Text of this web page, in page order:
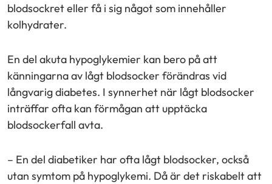
blodsockret eller få i sig något som innehåller
kolhydrater.
En del akuta hypoglykemier kan bero på att
känningarna av lågt blodsocker förändras vid
långvarig diabetes. I synnerhet när lågt blodsocker
inträffar ofta kan förmågan att upptäcka
blodsockerfall avta.
– En del diabetiker har ofta lågt blodsocker, också
utan symtom på hypoglykemi. Då är det riskabelt att